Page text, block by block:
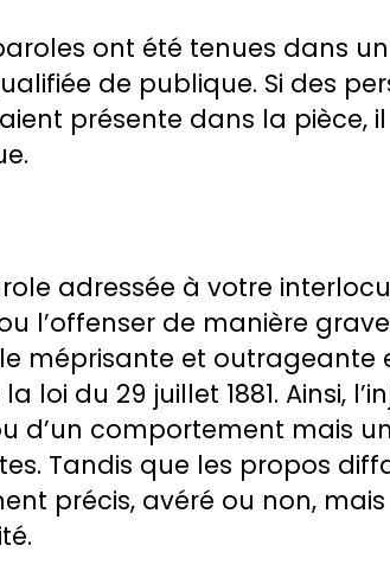
ont été tenues dans
de publique. Si des
présente dans la pièce,
adressée à votre
l’offenser de manière
méprisante et
loi du 29 juillet 1881. Ainsi,
d’un comportement mais
Tandis que les propos
précis, avéré ou non,